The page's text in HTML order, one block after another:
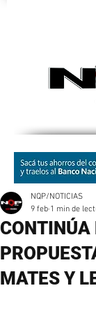
CONTINÚA
MATES Y
NQP/NOTICIAS
9 feb 1 min de